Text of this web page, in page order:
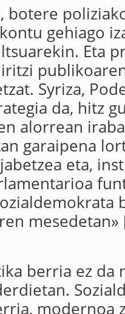
botere
gehiago
Eta
Syriza,
da, hitz
alorrean
garaipena
eta,
mesedetan»
berria ez da
modernoa